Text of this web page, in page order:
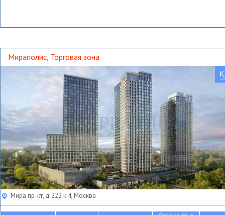
Мираполис, Торговая зона
Мира пр-кт, д 222 к 4, Москва